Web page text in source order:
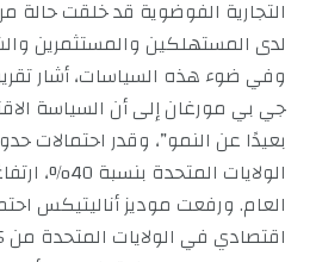
التجارية الفوضوية قد خلقت حالة
لدى المستهلكين والمستثمرين
وفي ضوء هذه السياسات، أشار
جي بي مورغان إلى أن السياسة
بعيدًا عن النمو”، وقدر احتمالات
العام. ورفعت موديز أناليتيكس